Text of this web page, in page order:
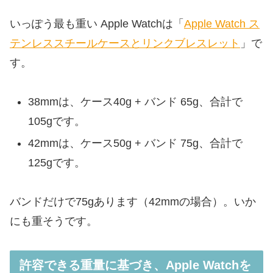
いっぽう最も重い Apple Watchは「 Apple Watch ス
テンレススチールケースとリンクブレスレット 」で
す。
38mmは、ケース40g + バンド 65g、合計で
105gです。
42mmは、ケース50g + バンド 75g、合計で
125gです。
バンドだけで75gあります（42mmの場合）。いか
にも重そうです。
許容できる重量に基づき、Apple Watchを